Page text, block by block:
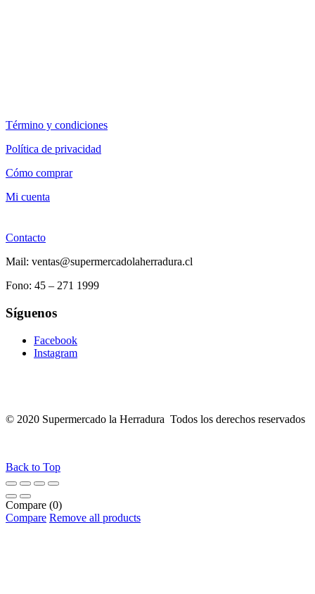
Término y condiciones
Política de privacidad
Cómo comprar
Mi cuenta
Contacto
Mail: ventas@supermercadolaherradura.cl
Fono: 45 – 271 1999
Síguenos
Facebook
Instagram
© 2020 Supermercado la Herradura Todos los derechos reservados
Back to Top
Compare (0)
Compare Remove all products